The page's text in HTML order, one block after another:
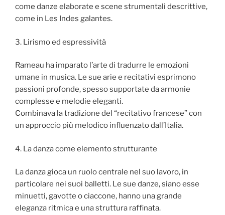
come danze elaborate e scene strumentali descrittive,
come in Les Indes galantes.
3. Lirismo ed espressività
Rameau ha imparato l’arte di tradurre le emozioni
umane in musica. Le sue arie e recitativi esprimono
passioni profonde, spesso supportate da armonie
complesse e melodie eleganti.
Combinava la tradizione del “recitativo francese” con
un approccio più melodico influenzato dall’Italia.
4. La danza come elemento strutturante
La danza gioca un ruolo centrale nel suo lavoro, in
particolare nei suoi balletti. Le sue danze, siano esse
minuetti, gavotte o ciaccone, hanno una grande
eleganza ritmica e una struttura raffinata.